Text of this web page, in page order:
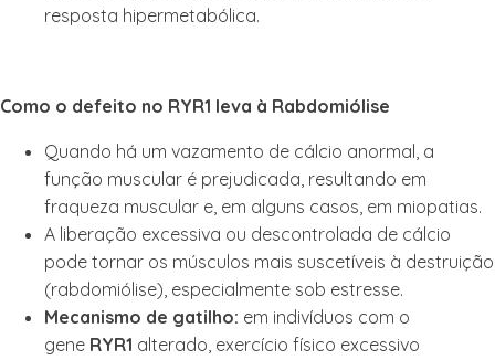
resposta hipermetabólica.
Como o defeito no RYR1 leva à Rabdomiólise
Quando há um vazamento de cálcio anormal, a
função muscular é prejudicada, resultando em
fraqueza muscular e, em alguns casos, em miopatias.
A liberação excessiva ou descontrolada de cálcio
pode tornar os músculos mais suscetíveis à destruição
(rabdomiólise), especialmente sob estresse.
Mecanismo de gatilho: em indivíduos com o
gene RYR1 alterado, exercício físico excessivo